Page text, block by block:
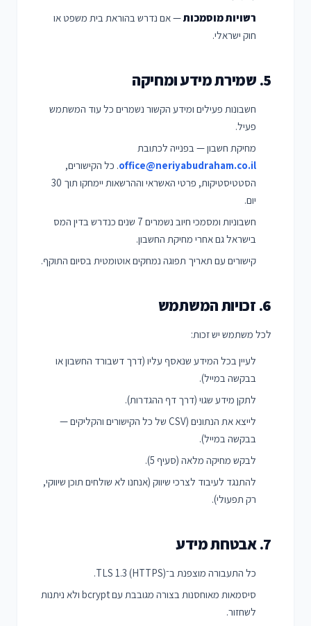
רשויות מוסמכות— אם נדרש בהוראת בית משפט או
חוק ישראלי.
5. שמירת מידע ומחיקה
חשבונות פעילים ומידע הקשור נשמרים כל עוד המשתמש
פעיל.
מחיקת חשבון — בפנייה לכתובת
office@neriyabudraham.co.il. כל הקישורים,
הסטטיסטיקות, פרטי האשראי וההרשאות יימחקו תוך 30
יום.
חשבוניות ומסמכי חיוב נשמרים 7 שנים כנדרש בדין המס
בישראל גם אחרי מחיקת החשבון.
קישורים עם תאריך תפוגה נמחקים אוטומטית בסיום התוקף.
6. זכויות המשתמש
לכל משתמש יש זכות:
לעיין בכל המידע שנאסף עליו (דרך דשבורד החשבון או
בבקשה במייל).
לתקן מידע שגוי (דרך דף ההגדרות).
לייצא את הנתונים (CSV של כל הקישורים והקליקים —
בבקשה במייל).
לבקש מחיקה מלאה (סעיף 5).
להתנגד לעיבוד לצרכי שיווק (אנחנו לא שולחים תוכן שיווקי,
רק תפעולי).
7. אבטחת מידע
כל התעבורה מוצפנת ב־TLS 1.3 (HTTPS).
סיסמאות מאוחסנות בצורה מגובבת עם bcrypt ולא ניתנות
לשחזור.